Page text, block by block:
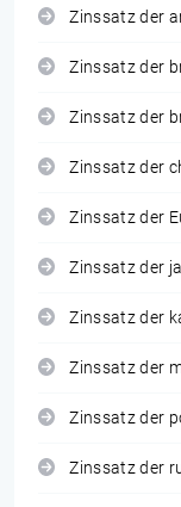
Zinssatz der
Zinssatz der
Zinssatz der
Zinssatz der
Zinssatz der
Zinssatz der
Zinssatz der
Zinssatz der
Zinssatz der
Zinssatz der